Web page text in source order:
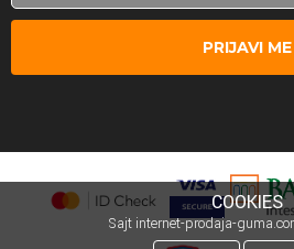
PRIJAVI ME
COOKIES
Sajt internet-prodaja-